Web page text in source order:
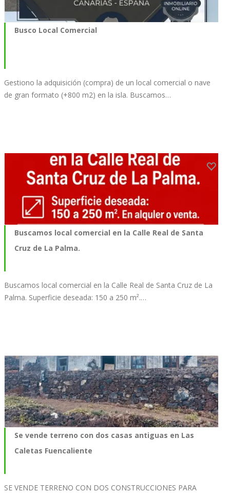
Busco Local Comercial
Gestiono la adquisición (compra) de un local comercial o nave
de gran formato (+800 m2) en la isla. Buscamos…
Buscamos local comercial en la Calle Real de Santa
Cruz de La Palma.
Buscamos local comercial en la Calle Real de Santa Cruz de La
Palma. Superficie deseada: 150 a 250 m².…
Se vende terreno con dos casas antiguas en Las
Caletas Fuencaliente
SE VENDE TERRENO CON DOS CONSTRUCCIONES PARA